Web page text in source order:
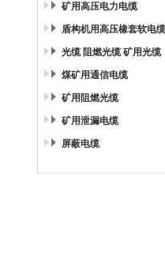
矿用高压电力电缆
盾构机用高压橡套软电缆
光缆 阻燃光缆 矿用光缆
煤矿用通信电缆
矿用阻燃光缆
矿用泄漏电缆
屏蔽电缆